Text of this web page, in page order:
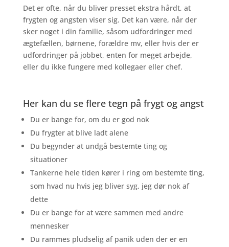
Det er ofte, når du bliver presset ekstra hårdt, at
frygten og angsten viser sig. Det kan være, når der
sker noget i din familie, såsom udfordringer med
ægtefællen, børnene, forældre mv, eller hvis der er
udfordringer på jobbet, enten for meget arbejde,
eller du ikke fungere med kollegaer eller chef.
Her kan du se flere tegn på frygt og angst
Du er bange for, om du er god nok
Du frygter at blive ladt alene
Du begynder at undgå bestemte ting og
situationer
Tankerne hele tiden kører i ring om bestemte ting,
som hvad nu hvis jeg bliver syg, jeg dør nok af
dette
Du er bange for at være sammen med andre
mennesker
Du rammes pludselig af panik uden der er en